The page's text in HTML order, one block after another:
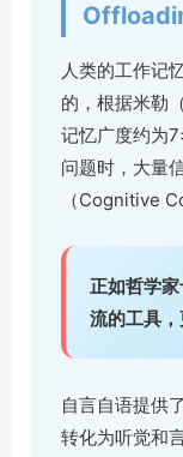
人类的工作记
的，根据米勒
记忆广度约为
问题时，大量
（Cognitive
正如哲学家
流的工具
自言自语提供
转化为听觉和